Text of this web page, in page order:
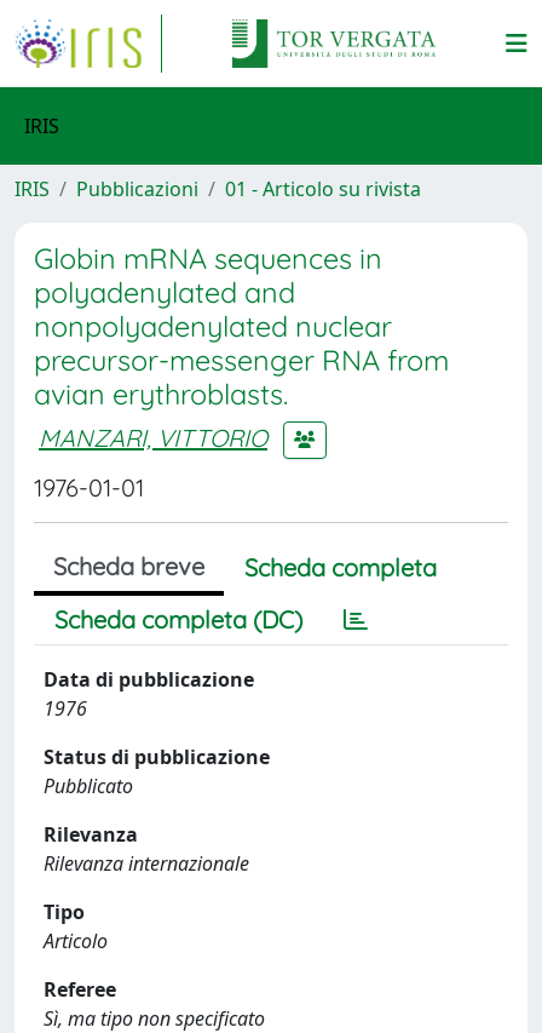
IRIS
IRIS Pubblicazioni 01 - Articolo su rivista
Globin mRNA sequences in
polyadenylated and
nonpolyadenylated nuclear
precursor-messenger RNA from
avian erythroblasts.
MANZARI, VITTORIO
1976-01-01
Scheda breve
Scheda completa
Scheda completa (DC)
Data di pubblicazione
1976
Status di pubblicazione
Pubblicato
Rilevanza
Rilevanza internazionale
Tipo
Articolo
Referee
Sì, ma tipo non specificato